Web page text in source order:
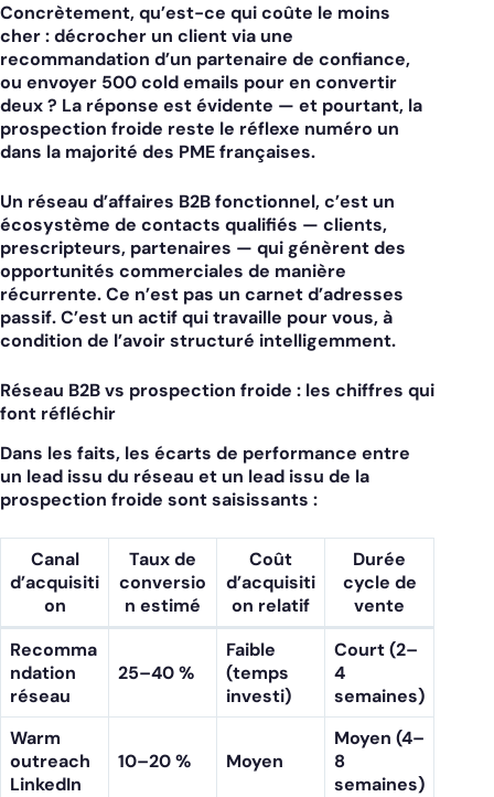
Concrètement, qu’est-ce qui coûte le moins
cher : décrocher un client via une
recommandation d’un partenaire de confiance,
ou envoyer 500 cold emails pour en convertir
deux ? La réponse est évidente — et pourtant, la
prospection froide reste le réflexe numéro un
dans la majorité des PME françaises.
Un réseau d’affaires B2B fonctionnel, c’est un
écosystème de contacts qualifiés — clients,
prescripteurs, partenaires — qui génèrent des
opportunités commerciales de manière
récurrente. Ce n’est pas un carnet d’adresses
passif. C’est un actif qui travaille pour vous, à
condition de l’avoir structuré intelligemment.
Réseau B2B vs prospection froide : les chiffres qui
font réfléchir
Dans les faits, les écarts de performance entre
un lead issu du réseau et un lead issu de la
prospection froide sont saisissants :
Canal
d’acquisiti
on
Taux de
conversio
n estimé
Coût
d’acquisiti
on relatif
Durée
cycle de
vente
Recomma
ndation
réseau
25–40 %
Faible
(temps
investi)
Court (2–
4
semaines)
Warm
outreach
LinkedIn
10–20 % Moyen
Moyen (4–
8
semaines)